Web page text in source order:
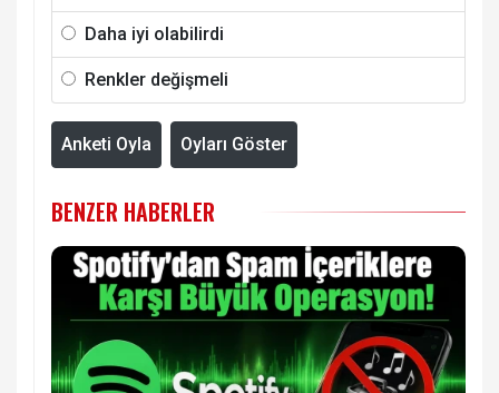
Daha iyi olabilirdi
Renkler değişmeli
Anketi Oyla Oyları Göster
BENZER HABERLER